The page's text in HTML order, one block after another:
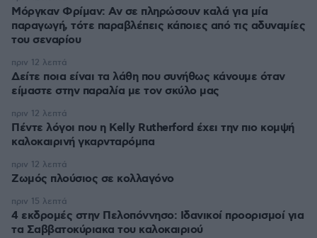
Μόργκαν Φρίμαν: Αν σε πληρώσουν καλά για μία
παραγωγή, τότε παραβλέπεις κάποιες από τις αδυναμίες
του σεναρίου
Δείτε ποια είναι τα λάθη που συνήθως κάνουμε όταν
είμαστε στην παραλία με τον σκύλο μας
πριν 12 λεπτά
Πέντε λόγοι που η Kelly Rutherford έχει την πιο κομψή
καλοκαιρινή γκαρνταρόμπα
πριν 12 λεπτά
Ζωμός πλούσιος σε κολλαγόνο
πριν 12 λεπτά
4 εκδρομές στην Πελοπόννησο: Ιδανικοί προορισμοί για
τα Σαββατοκύριακα του καλοκαιριού
πριν 15 λεπτά